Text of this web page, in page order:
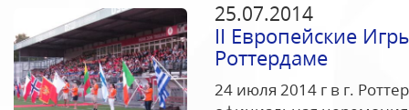
25.07.2014
II Европейские
Роттердаме
24 июля 2014 г в г.